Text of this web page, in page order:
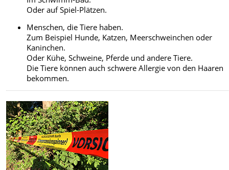
Oder auf Spiel-Plätzen.
Menschen, die Tiere haben.
Zum Beispiel Hunde, Katzen, Meerschweinchen oder
Kaninchen.
Oder Kühe, Schweine, Pferde und andere Tiere.
Die Tiere können auch schwere Allergie von den Haaren
bekommen.